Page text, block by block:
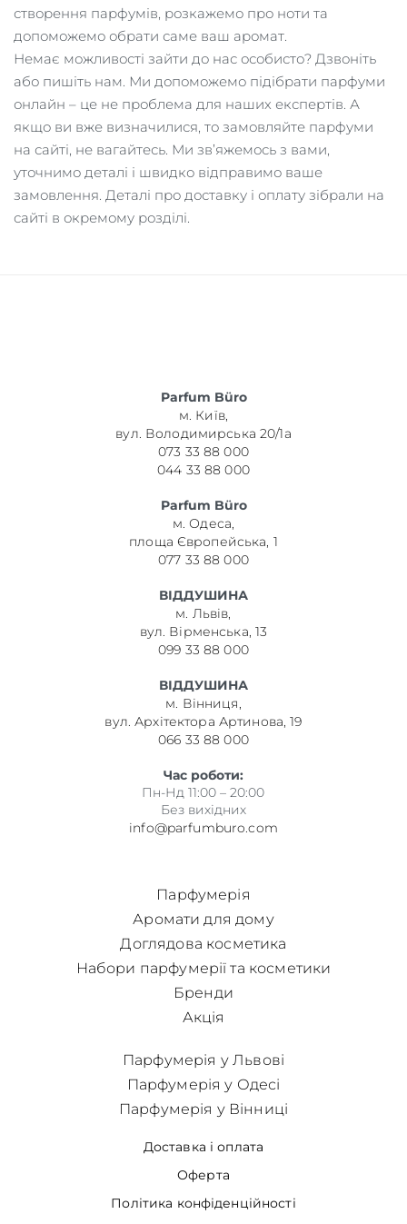
створення парфумів, розкажемо про ноти та
допоможемо обрати саме ваш аромат.
Немає можливості зайти до нас особисто? Дзвоніть
або пишіть нам. Ми допоможемо підібрати парфуми
онлайн – це не проблема для наших експертів. А
якщо ви вже визначилися, то замовляйте парфуми
на сайті, не вагайтесь. Ми зв’яжемось з вами,
уточнимо деталі і швидко відправимо ваше
замовлення. Деталі про доставку і оплату зібрали на
сайті в окремому розділі.
Parfum Büro
м. Київ,
вул. Володимирська 20/1а
073 33 88 000
044 33 88 000
Parfum Büro
м. Одеса,
площа Європейська, 1
077 33 88 000
ВІДДУШИНА
м. Львів,
вул. Вірменська, 13
099 33 88 000
ВІДДУШИНА
м. Вінниця,
вул. Архітектора Артинова, 19
066 33 88 000
Час роботи:
Пн-Нд 11:00 – 20:00
Без вихідних
info@parfumburo.com
Парфумерія
Аромати для дому
Доглядова косметика
Набори парфумерії та косметики
Бренди
Акція
Доставка і оплата
Оферта
Політика конфіденційності
Парфумерія у Львові
Парфумерія у Одесі
Парфумерія у Вінниці